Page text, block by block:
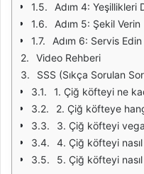
Adım 4: Yeşillikleri
Adım 5: Şekil Verin
Adım 6: Servis Edin
Video Rehberi
SSS (Sıkça Sorulan
1. Çiğ köfteyi ne
2. Çiğ köfteye
3. Çiğ köfteyi
4. Çiğ köfteyi
5. Çiğ köfteyi nasıl